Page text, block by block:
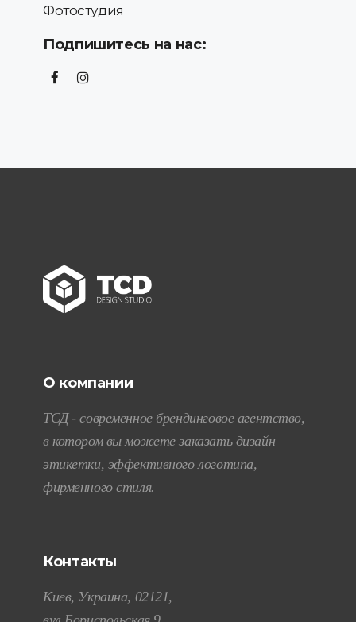
Фотостудия
Подпишитесь на нас:
О компании
ТСД - современное брендинговое агентство,
в котором вы можете заказать дизайн
этикетки, эффективного логотипа,
фирменного стиля.
Контакты
Киев, Украина, 02121,